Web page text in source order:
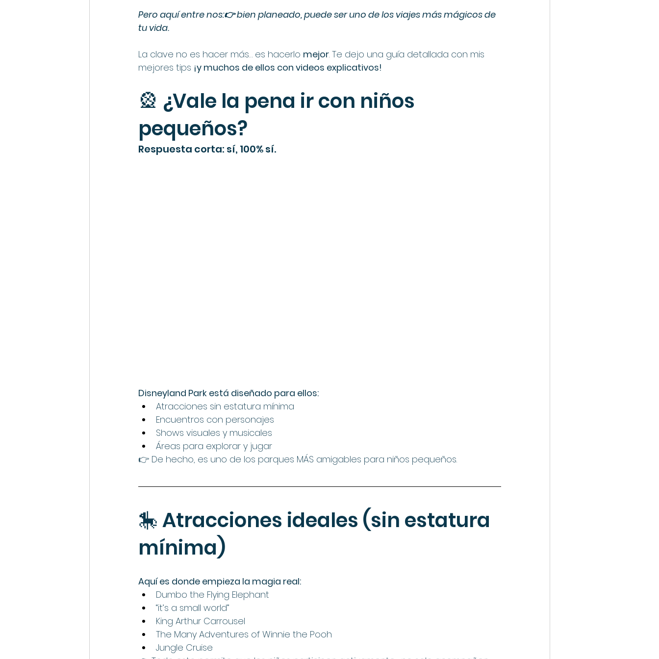
Pero aquí entre nos:👉 bien planeado, puede ser uno de los viajes más mágicos de
tu vida.
La clave no es hacer más… es hacerlo mejor. Te dejo una guía detallada con mis
mejores tips ¡y muchos de ellos con videos explicativos!
🎡 ¿Vale la pena ir con niños
pequeños?
Respuesta corta: sí, 100% sí.
Disneyland Park está diseñado para ellos:
Atracciones sin estatura mínima
Encuentros con personajes
Shows visuales y musicales
Áreas para explorar y jugar
👉 De hecho, es uno de los parques MÁS amigables para niños pequeños.
🎠 Atracciones ideales (sin estatura
mínima)
Aquí es donde empieza la magia real:
Dumbo the Flying Elephant
“it’s a small world”
King Arthur Carrousel
The Many Adventures of Winnie the Pooh
Jungle Cruise